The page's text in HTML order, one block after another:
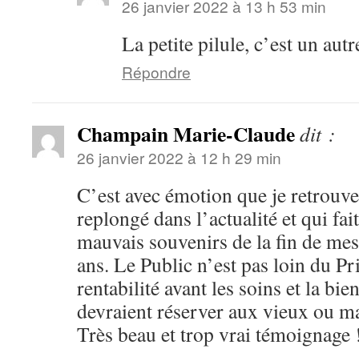
26 janvier 2022 à 13 h 53 min
La petite pilule, c’est un
Répondre
Champain Marie-Claudedit :
26 janvier 2022 à 12 h 29 min
C’est avec émotion que je
replongé dans l’actualité et qui
mauvais souvenirs de la fin de
ans. Le Public n’est pas loin du
rentabilité avant les soins et la
devraient réserver aux vieux ou
Très beau et trop vrai témoignage